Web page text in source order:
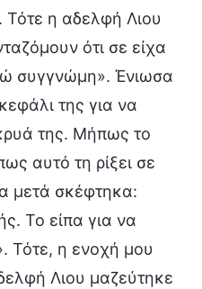
η αδελφή Λιου
ότι σε είχα
συγγνώμη». Ένιωσα
της για να
της. Μήπως το
αυτό τη ρίξει σε
μετά σκέφτηκα:
Το είπα για να
Τότε, η ενοχή μου
Λιου μαζεύτηκε